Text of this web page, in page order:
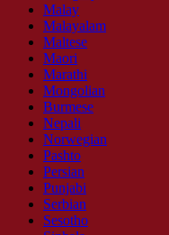
Malay
Malayalam
Maltese
Maori
Marathi
Mongolian
Burmese
Nepali
Norwegian
Pashto
Persian
Punjabi
Serbian
Sesotho